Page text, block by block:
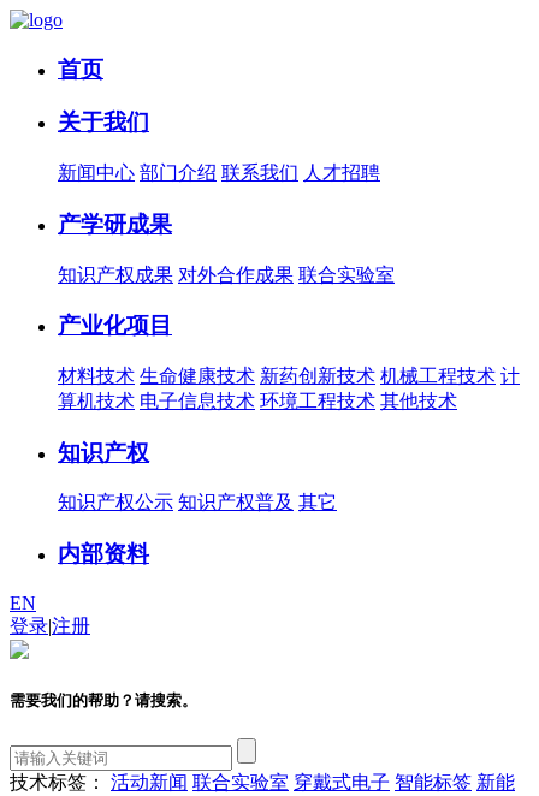
首页
关于我们
新闻中心 部门介绍 联系我们 人才招聘
产学研成果
知识产权成果 对外合作成果 联合实验室
产业化项目
材料技术 生命健康技术 新药创新技术 机械工程技术 计
算机技术 电子信息技术 环境工程技术 其他技术
知识产权
知识产权公示 知识产权普及 其它
内部资料
EN
登录|注册
需要我们的帮助？请搜索。
技术标签： 活动新闻 联合实验室 穿戴式电子 智能标签 新能